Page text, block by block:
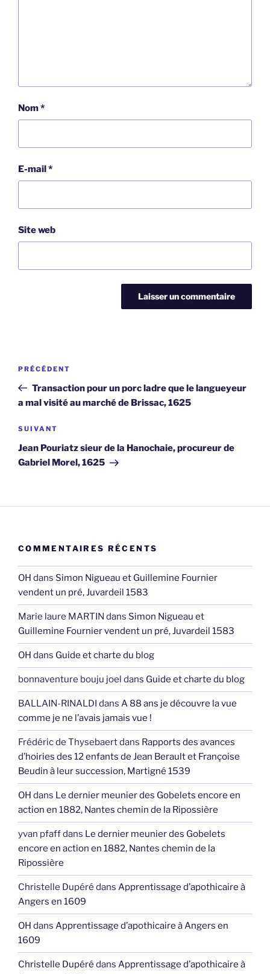
Nom*
E-mail*
Site web
Navigation
l’article
Article
précédent
PRÉCÉDENT
Transaction pour un porc ladre que le langueyeur
a mal visité au marché de Brissac, 1625
Article
suivant
SUIVANT
Jean Pouriatz sieur de la Hanochaie, procureur de
Gabriel Morel, 1625
COMMENTAIRES RÉCENTS
OH dans Simon Nigueau et Guillemine Fournier
vendent un pré, Juvardeil 1583
Marie laure MARTIN dans Simon Nigueau et
Guillemine Fournier vendent un pré, Juvardeil 1583
OH dans Guide et charte du blog
bonnaventure bouju joel dans Guide et charte du blog
BALLAIN-RINALDI dans A 88 ans je découvre la vue
comme je ne l’avais jamais vue !
Frédéric de Thysebaertdans Rapports des avances
d’hoiries des 12 enfants de Jean Berault et Françoise
Beudin à leur succession, Martigné 1539
OH dans Le dernier meunier des Gobelets encore en
action en 1882, Nantes chemin de la Ripossière
yvan pfaffdans Le dernier meunier des Gobelets
encore en action en 1882, Nantes chemin de la
Ripossière
Christelle Dupéré dans Apprentissage d’apothicaire à
Angers en 1609
OH dans Apprentissage d’apothicaire à Angers en
1609
Christelle Dupéré dans Apprentissage d’apothicaire à